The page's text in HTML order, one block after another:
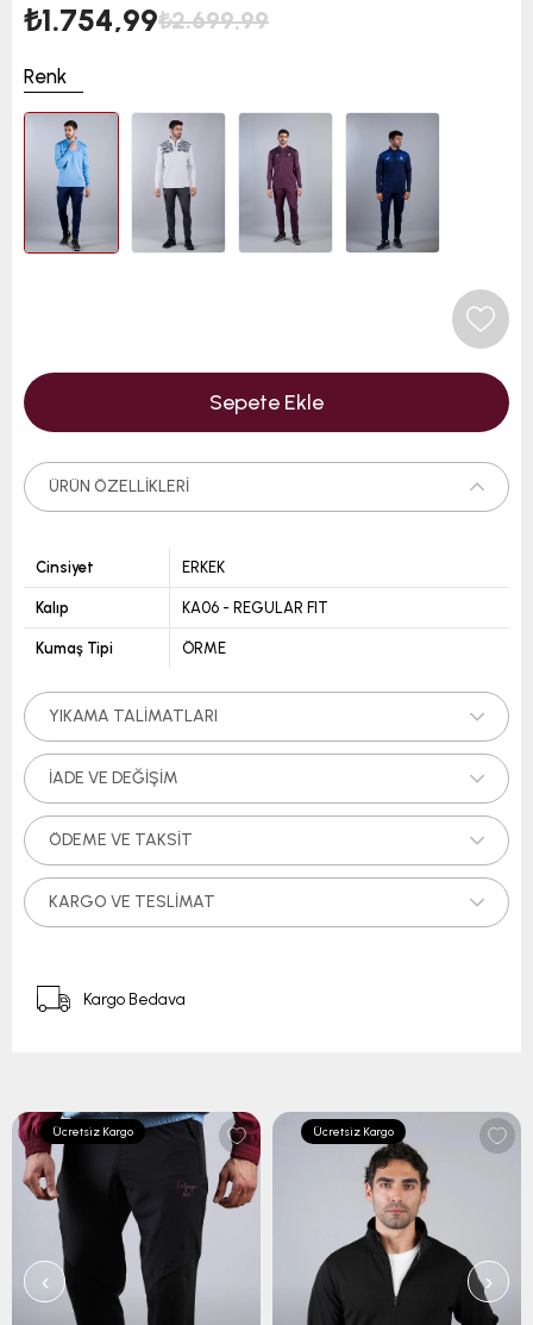
₺2.699,99
₺1.754,99
Renk
ÜRÜN ÖZELLIKLERI
Cinsiyet ERKEK
Kalıp KA06 - REGULAR FIT
Kumaş Tipi ÖRME
YIKAMA TALIMATLARI
İADE VE DEĞIŞIM
ÖDEME VE TAKSIT
KARGO VE TESLIMAT
Kargo Bedava
Ücretsiz Kargo Ücretsiz Kargo
‹ ›